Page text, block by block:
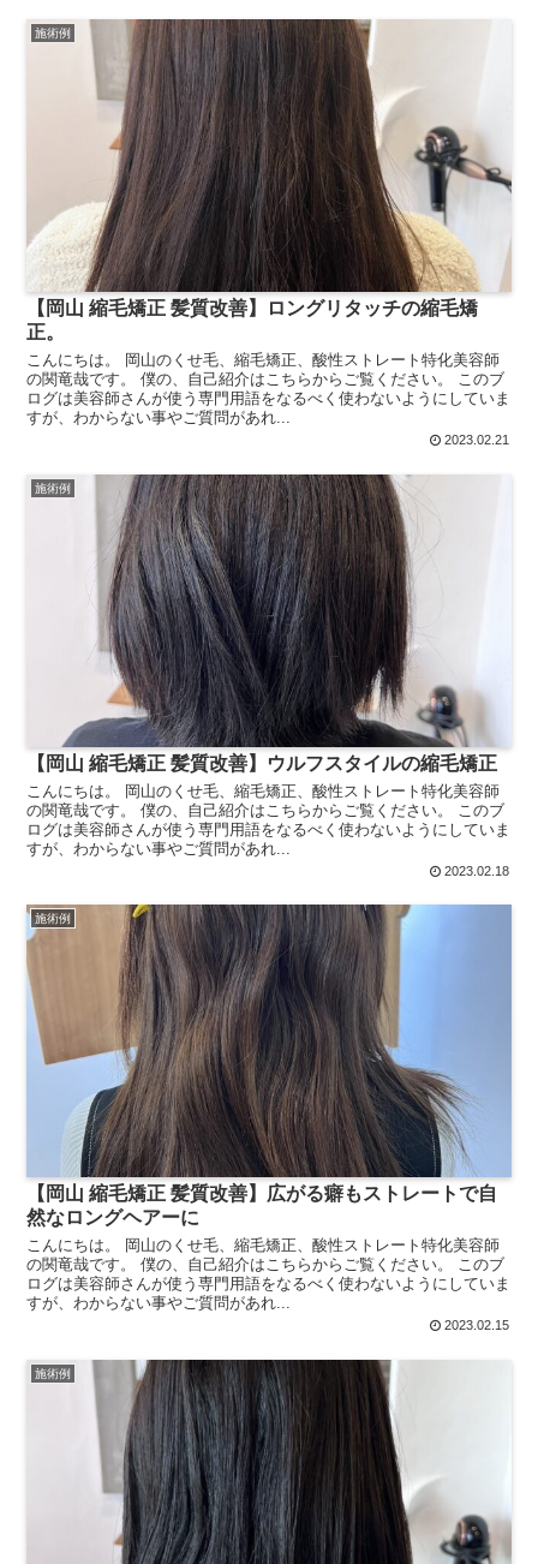
施術例
【岡山 縮毛矯正 髪質改善】ロングリタッチの縮毛矯
正。
こんにちは。 岡山のくせ毛、縮毛矯正、酸性ストレート特化美容師
の関竜哉です。 僕の、自己紹介はこちらからご覧ください。 このブ
ログは美容師さんが使う専門用語をなるべく使わないようにしていま
すが、わからない事やご質問があれ...
2023.02.21
施術例
【岡山 縮毛矯正 髪質改善】ウルフスタイルの縮毛矯正
こんにちは。 岡山のくせ毛、縮毛矯正、酸性ストレート特化美容師
の関竜哉です。 僕の、自己紹介はこちらからご覧ください。 このブ
ログは美容師さんが使う専門用語をなるべく使わないようにしていま
すが、わからない事やご質問があれ...
2023.02.18
施術例
【岡山 縮毛矯正 髪質改善】広がる癖もストレートで自
然なロングヘアーに
こんにちは。 岡山のくせ毛、縮毛矯正、酸性ストレート特化美容師
の関竜哉です。 僕の、自己紹介はこちらからご覧ください。 このブ
ログは美容師さんが使う専門用語をなるべく使わないようにしていま
すが、わからない事やご質問があれ...
2023.02.15
施術例